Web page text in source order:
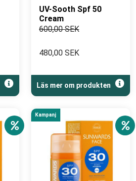
UV-Sooth Spf 50
Cream
600,00 SEK
480,00 SEK
Läs mer om produkten
Kampanj